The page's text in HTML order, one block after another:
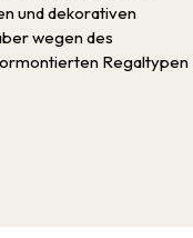
und dekorativen
wegen des
Regaltypen